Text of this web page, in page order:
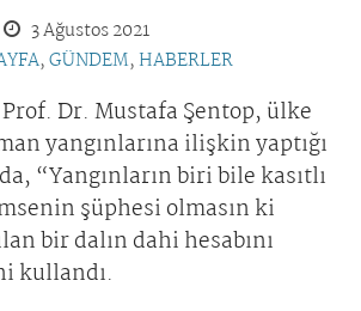
3 Ağustos 2021
,GÜNDEM,HABERLER
Dr. Mustafa Şentop, ülke
yangınlarına ilişkin yaptığı
“Yangınların biri bile kasıtlı
şüphesi olmasın ki
bir dalın dahi hesabını
kullandı.